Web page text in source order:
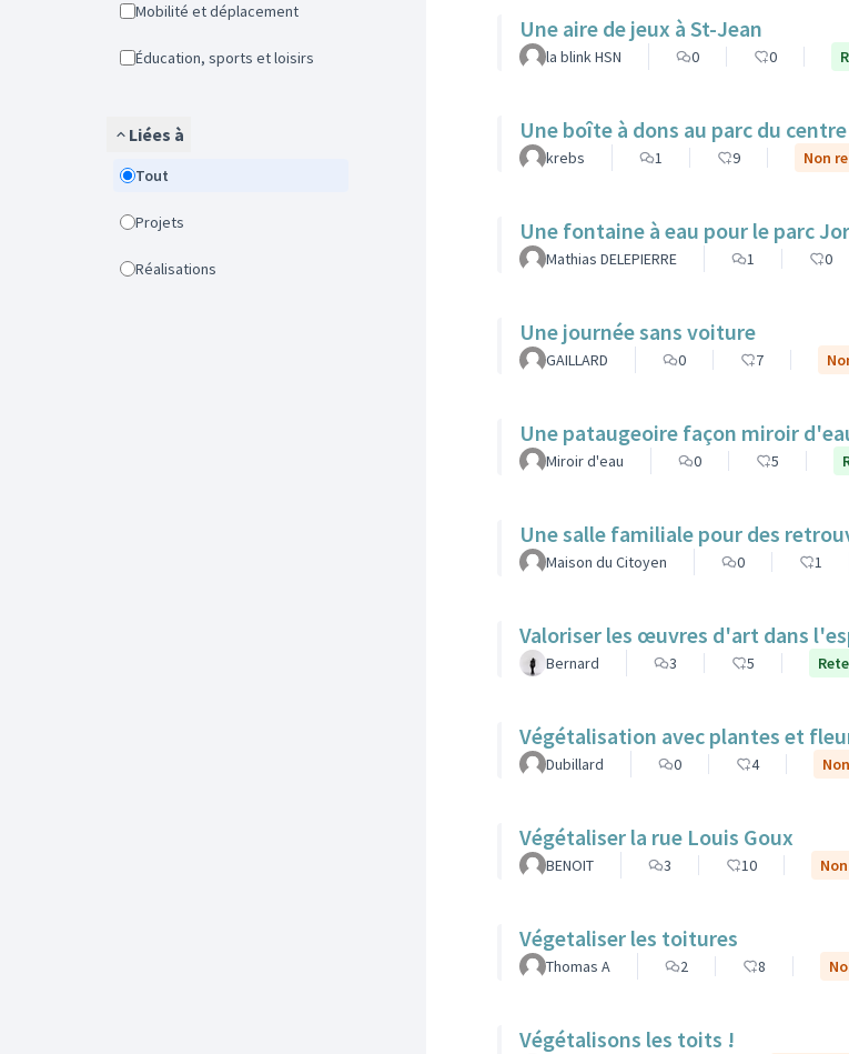
Mobilité et déplacement
Éducation, sports et loisirs
Liées à
Tout
Projets
Réalisations
Une aire de jeux à St-Jean
la blink HSN 0 0
Une boîte à dons au parc du centre
krebs 1 9 Non
Une fontaine à eau pour le parc
Mathias DELEPIERRE 1 0
Une journée sans voiture
GAILLARD 0 7
Une pataugeoire façon miroir
Miroir d'eau 0 5
Une salle familiale pour des
Maison du Citoyen 0 1
Valoriser les œuvres d'art dans
Bernard 3 5
Végétalisation avec plantes et
Dubillard 0 4
Végétaliser la rue Louis Goux
BENOIT 3 10
Végetaliser les toitures
Thomas A 2 8
Végétalisons les toits !